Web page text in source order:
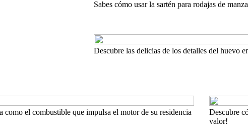
Sabes cómo usar la sartén para rodajas de
Descubre las delicias de los detalles del huevo
como el combustible que impulsa el motor de su residencia
Descubre
valor!